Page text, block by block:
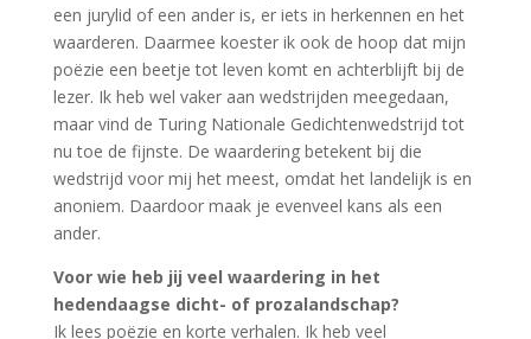
een jurylid of een ander is, er iets in herkennen en het
waarderen. Daarmee koester ik ook de hoop dat mijn
poëzie een beetje tot leven komt en achterblijft bij de
lezer. Ik heb wel vaker aan wedstrijden meegedaan,
maar vind de Turing Nationale Gedichtenwedstrijd tot
nu toe de fijnste. De waardering betekent bij die
wedstrijd voor mij het meest, omdat het landelijk is en
anoniem. Daardoor maak je evenveel kans als een
ander.
Voor wie heb jij veel waardering in het
hedendaagse dicht- of prozalandschap?
Ik lees poëzie en korte verhalen. Ik heb veel